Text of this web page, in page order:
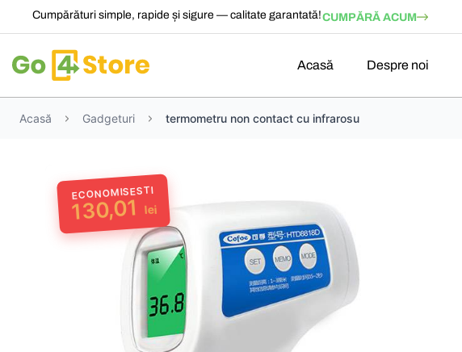
Cumpărături simple, rapide și sigure — calitate garantată!CUMPĂRĂ ACUM
Acasă Despre noi
Acasă Gadgeturi termometru non contact cu infrarosu
ECONOMISESTI
130,01 lei